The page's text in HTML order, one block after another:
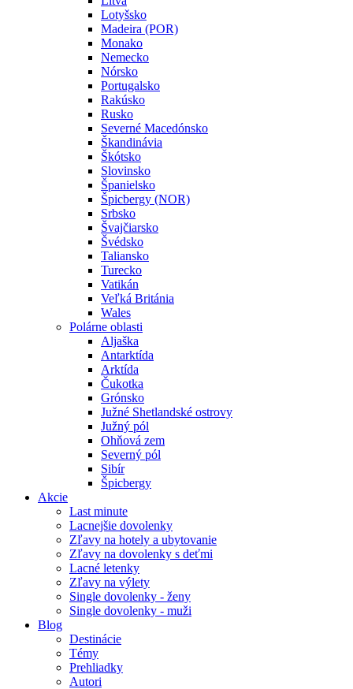
Lotyšsko
Madeira (POR)
Monako
Nemecko
Nórsko
Portugalsko
Rakúsko
Rusko
Severné Macedónsko
Škandinávia
Škótsko
Slovinsko
Španielsko
Špicbergy (NOR)
Srbsko
Švajčiarsko
Švédsko
Taliansko
Turecko
Vatikán
Veľká Británia
Wales
Polárne oblasti
Aljaška
Antarktída
Arktída
Čukotka
Grónsko
Južné Shetlandské ostrovy
Južný pól
Ohňová zem
Severný pól
Sibír
Špicbergy
Akcie
Last minute
Lacnejšie dovolenky
Zľavy na hotely a ubytovanie
Zľavy na dovolenky s deťmi
Lacné letenky
Zľavy na výlety
Single dovolenky - ženy
Single dovolenky - muži
Blog
Destinácie
Témy
Prehliadky
Autori